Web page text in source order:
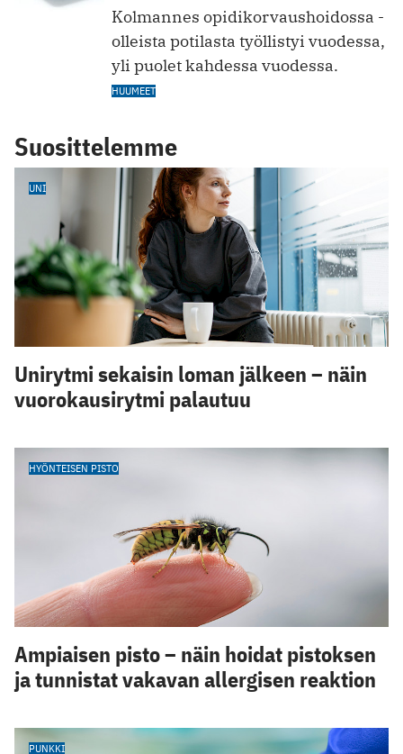
Kolmannes opidikorvaushoidossa ­
olleista potilasta työllistyi vuodessa,
yli puolet kahdessa vuodessa.
HUUMEET
Suosittelemme
UNI
Unirytmi sekaisin loman jälkeen – näin
vuorokausirytmi palautuu
HYÖNTEISEN PISTO
Ampiaisen pisto – näin hoidat pistoksen
ja tunnistat vakavan allergisen reaktion
PUNKKI